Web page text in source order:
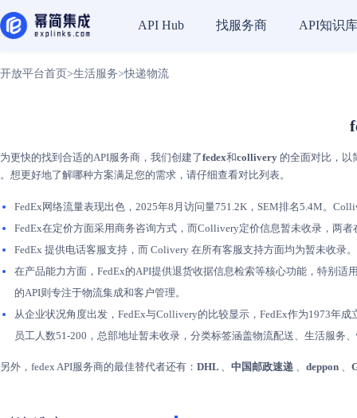
API Hub 找服务商 API知识库
开放平台首页 >生活服务>快递物流
为更快的找到合适的API服务商，我们创建了fedex和collivery 的全面对比，以
。想更好地了解哪种方案满足您的需求，请仔细查看对比列表。
FedEx网络流量表现出色，2025年8月访问量751.2K，SEM排名5.4M。
FedEx在定价方面采用商务咨询方式，而Collivery定价信息暂未收录，两
FedEx 提供电话客服支持，而 Colivery 在所有客服支持方面均为暂未收录
在产品能力方面，FedEx的API提供退货收据信息检索等核心功能，特别
的API则专注于物流集成和客户管理。
从企业状况角度出发，FedEx与Collivery的比较显示，FedEx作为1973年
员工人数51-200，总部地址暂未收录，分类标签涵盖物流配送、生活服务
另外，fedex API服务商的最佳替代者还有： DHL 、 中国邮政速递 、 deppon 、